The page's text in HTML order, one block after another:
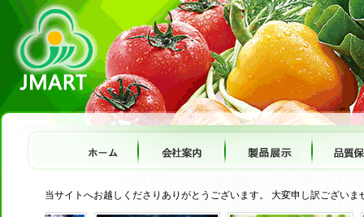
当サイトへお越しくださりありがとうございます。 大変申し訳ござい